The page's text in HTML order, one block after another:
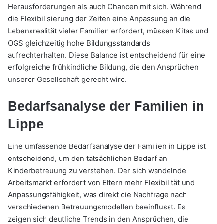
Herausforderungen als auch Chancen mit sich. Während
die Flexibilisierung der Zeiten eine Anpassung an die
Lebensrealität vieler Familien erfordert, müssen Kitas und
OGS gleichzeitig hohe Bildungsstandards
aufrechterhalten. Diese Balance ist entscheidend für eine
erfolgreiche frühkindliche Bildung, die den Ansprüchen
unserer Gesellschaft gerecht wird.
Bedarfsanalyse der Familien in
Lippe
Eine umfassende Bedarfsanalyse der Familien in Lippe ist
entscheidend, um den tatsächlichen Bedarf an
Kinderbetreuung zu verstehen. Der sich wandelnde
Arbeitsmarkt erfordert von Eltern mehr Flexibilität und
Anpassungsfähigkeit, was direkt die Nachfrage nach
verschiedenen Betreuungsmodellen beeinflusst. Es
zeigen sich deutliche Trends in den Ansprüchen, die